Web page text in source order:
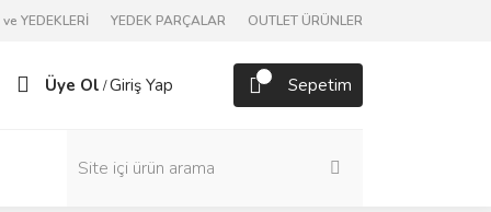
YEDEKLERİ YEDEK PARÇALAR OUTLET ÜRÜNLER
Üye Ol /Giriş Yap Sepetim